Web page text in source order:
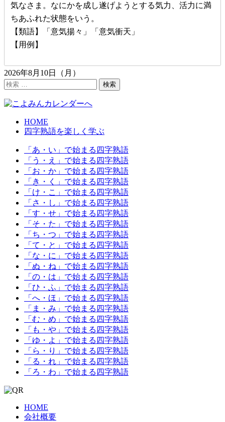
気なさま。なにかを成し遂げようとする気力、活力に満
ちあふれた状態をいう。
【類語】「意気揚々」「意気衝天」
【用例】
2026年8月10日（月）
検
検索
HOME
四字熟語を楽しく学ぶ
「あ・い」で始まる四字熟語
「う・え」で始まる四字熟語
「お・か」で始まる四字熟語
「き・く」で始まる四字熟語
「け・こ」で始まる四字熟語
「さ・し」で始まる四字熟語
「す・せ」で始まる四字熟語
「そ・た」で始まる四字熟語
「ち・つ」で始まる四字熟語
「て・と」で始まる四字熟語
「な・に」で始まる四字熟語
「ぬ・ね」で始まる四字熟語
「の・は」で始まる四字熟語
「ひ・ふ」で始まる四字熟語
「へ・ほ」で始まる四字熟語
「ま・み」で始まる四字熟語
「む・め」で始まる四字熟語
「も・や」で始まる四字熟語
「ゆ・よ」で始まる四字熟語
「ら・り」で始まる四字熟語
「る・れ」で始まる四字熟語
「ろ・わ」で始まる四字熟語
HOME
会社概要